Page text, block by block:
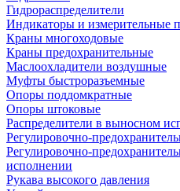
Гидрораспределители
Индикаторы и измерительные
Краны многоходовые
Краны предохранительные
Маслоохладители воздушные
Муфты быстроразъемные
Опоры поддомкратные
Опоры штоковые
Распределители в выносном
Регулировочно-
Регулировочно-
исполнении
Рукава высокого давления